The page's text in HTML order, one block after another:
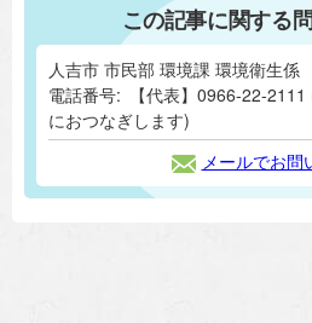
この記事に関する
人吉市 市民部 環境課 環境衛生係
電話番号:
【代表】0966-22-
におつなぎします)
メールでお問